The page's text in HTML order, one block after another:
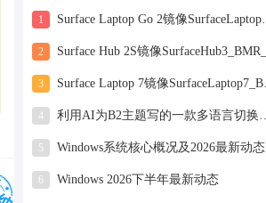
1 Surface Laptop Go 2镜像SurfaceLaptopGo2_BMR_42032_2026.507.11898505.zip网盘下载
2 Surface Hub 2S镜像SurfaceHub3_BMR_155000_2026.420.11870147.zip网盘下载
3 Surface Laptop 7镜像SurfaceLaptop7_BMR_12010_2025.1009.12069254.zip网盘下载
4 利用AI为B2主题写的一款多语言切换插件
5 Windows系统核心概况及2026最新动态
6 Windows 2026下半年最新动态